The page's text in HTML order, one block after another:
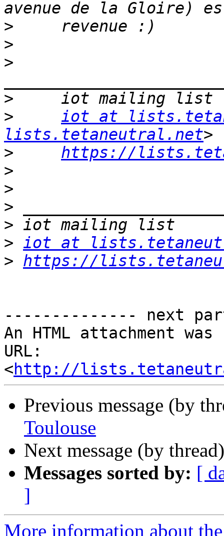
>
>
>
>
>
iot at
lists.tetaneutral.net
>
https://
>
>
>
>
> iot at
> https://
-------------- next
An HTML attachment
URL:
<http://
Previous message (by
Toulouse
Next message (by
Messages sorted by: [
]
More information about